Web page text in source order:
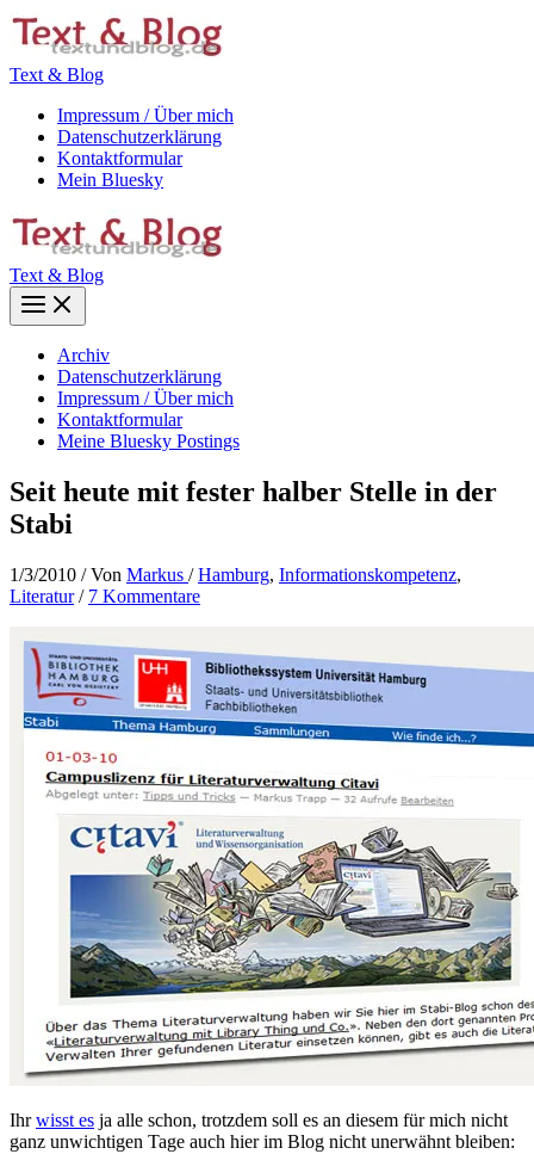
Zum
Inhalt
Text & Blog
Impressum / Über mich
Datenschutzerklärung
Kontaktformular
Mein Bluesky
Text & Blog
Main
Menu
Archiv
Datenschutzerklärung
Impressum / Über mich
Kontaktformular
Meine Bluesky Postings
Seit heute mit fester halber Stelle in der
Stabi
1/3/2010 / Von Markus /Hamburg, Informationskompetenz,
Literatur/ 7 Kommentare
Ihrwisst es ja alle schon, trotzdem soll es an diesem für mich nicht
ganz unwichtigen Tage auch hier im Blog nicht unerwähnt bleiben: